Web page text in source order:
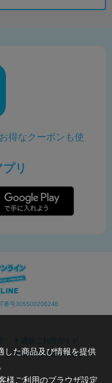
得なクーポンも使
リ
番号305500206246
通販ご利用ガイド
プライバシーポリシー
した商品及び情報を提供
様ご利用のブラウザ設定